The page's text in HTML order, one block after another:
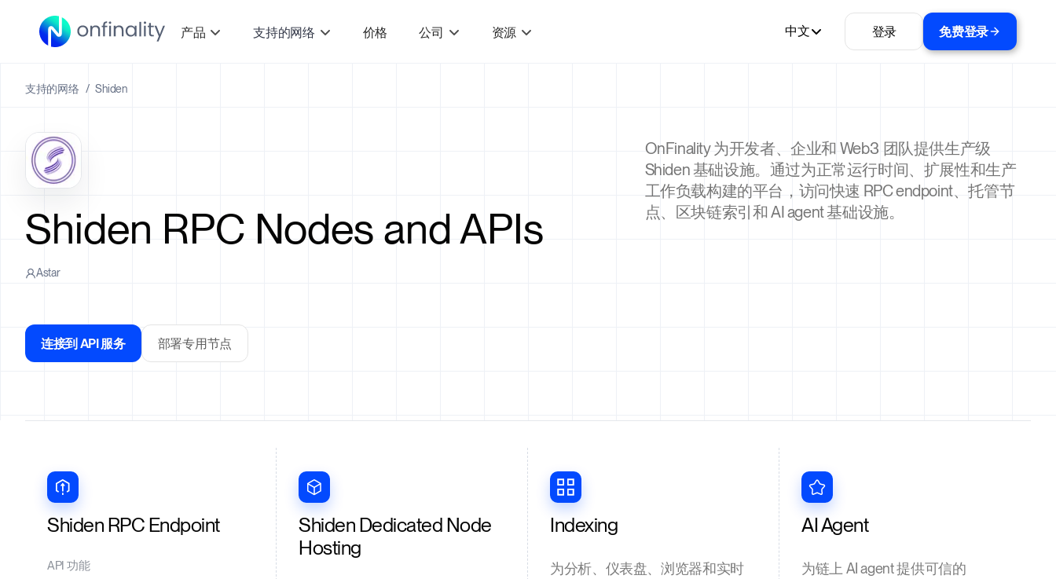
产品 支持的网络 价格 公司 资源 中文 登录 免费登录
支持的网络 / Shiden
Shiden RPC Nodes and APIs
Astar
OnFinality 为开发者、企业和 Web3 团队提供生产级
Shiden 基础设施。通过为正常运行时间、扩展性和生产
工作负载构建的平台，访问快速 RPC endpoint、托管节
点、区块链索引和 AI agent 基础设施。
连接到 API 服务 部署专用节点
Shiden RPC Endpoint
API 功能
Shiden Dedicated Node
Hosting
Indexing
为分析、仪表盘、浏览器和实时
AI Agent
为链上 AI agent 提供可信的